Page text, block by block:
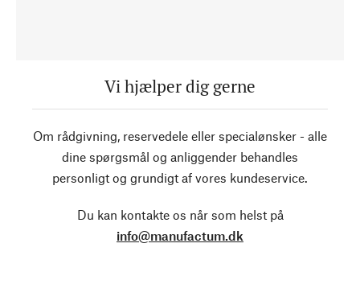
Vi hjælper dig gerne
Om rådgivning, reservedele eller specialønsker - alle
dine spørgsmål og anliggender behandles
personligt og grundigt af vores kundeservice.
Du kan kontakte os når som helst på
info@manufactum.dk